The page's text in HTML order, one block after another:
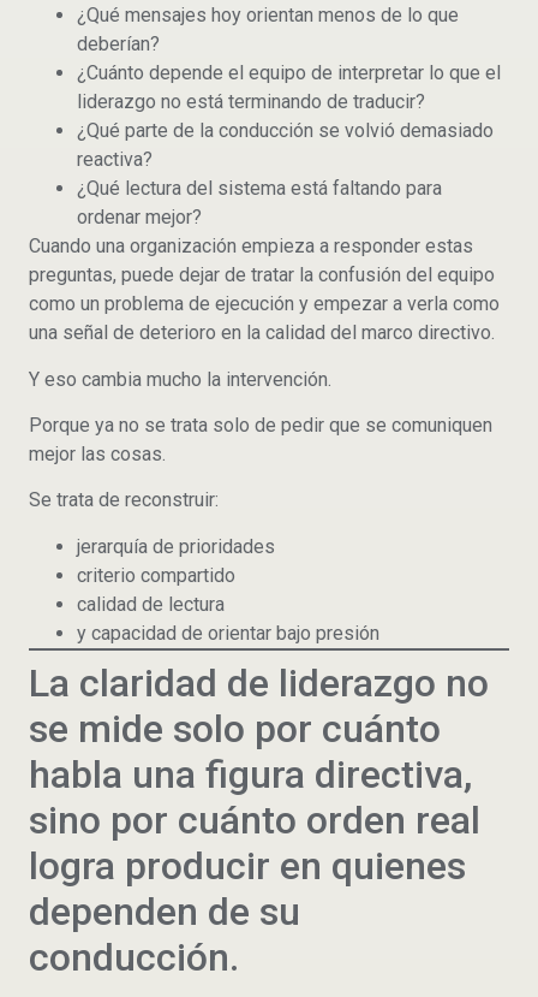
¿Qué mensajes hoy orientan menos de lo que
deberían?
¿Cuánto depende el equipo de interpretar lo que el
liderazgo no está terminando de traducir?
¿Qué parte de la conducción se volvió demasiado
reactiva?
¿Qué lectura del sistema está faltando para
ordenar mejor?
Cuando una organización empieza a responder estas
preguntas, puede dejar de tratar la confusión del equipo
como un problema de ejecución y empezar a verla como
una señal de deterioro en la calidad del marco directivo.
Y eso cambia mucho la intervención.
Porque ya no se trata solo de pedir que se comuniquen
mejor las cosas.
Se trata de reconstruir:
jerarquía de prioridades
criterio compartido
calidad de lectura
y capacidad de orientar bajo presión
La claridad de liderazgo no
se mide solo por cuánto
habla una figura directiva,
sino por cuánto orden real
logra producir en quienes
dependen de su
conducción.